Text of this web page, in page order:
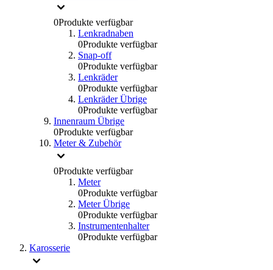
0Produkte verfügbar
Lenkradnaben
0Produkte verfügbar
Snap-off
0Produkte verfügbar
Lenkräder
0Produkte verfügbar
Lenkräder Übrige
0Produkte verfügbar
Innenraum Übrige
0Produkte verfügbar
Meter & Zubehör
0Produkte verfügbar
Meter
0Produkte verfügbar
Meter Übrige
0Produkte verfügbar
Instrumentenhalter
0Produkte verfügbar
Karosserie